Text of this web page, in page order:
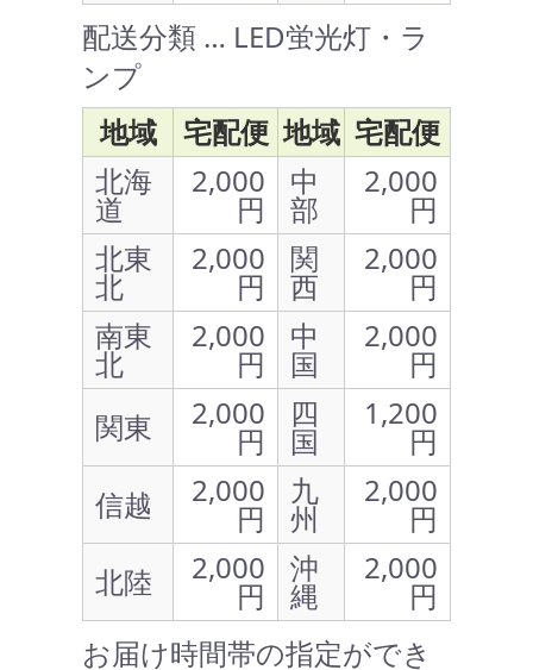
配送分類 … LED蛍光灯・ラ
ンプ
地域
宅配便 地域 宅配便
北海
道
2,000
円
中
部
2,000
円
北東
北
2,000
円
関
西
2,000
円
南東
北
2,000
円
中
国
2,000
円
関東
2,000
円
四
国
1,200
円
信越
2,000
円
九
州
2,000
円
北陸
2,000
円
沖
縄
2,000
円
お届け時間帯の指定ができ